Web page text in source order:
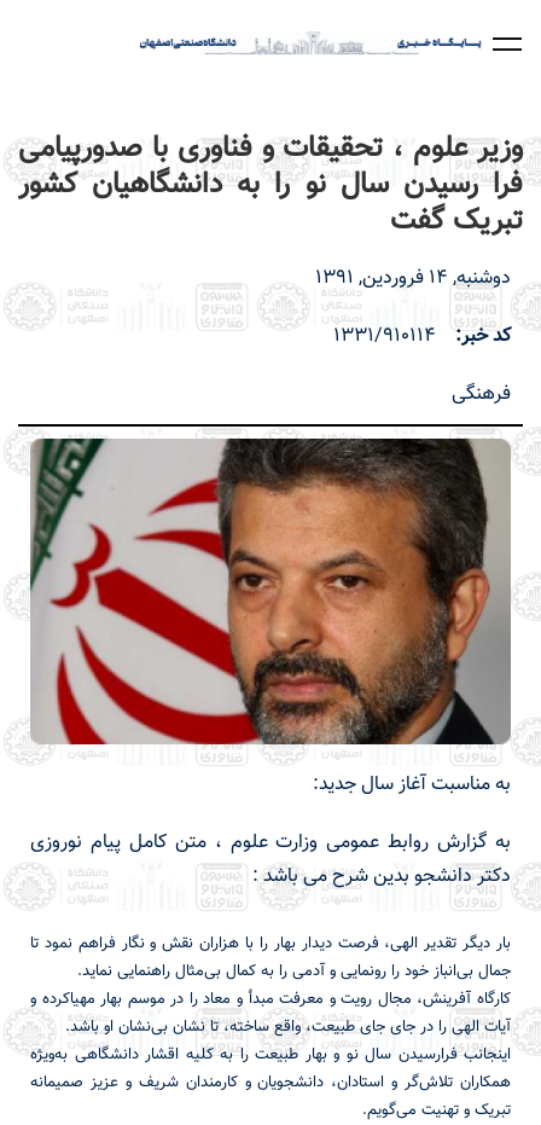
وزیر علوم ، تحقیقات و فناوری با صدورپیامی
فرا رسیدن سال نو را به دانشگاهیان کشور
تبریک گفت
دوشنبه, 14 فروردین, 1391
کد خبر
1331/910114
فرهنگی
به مناسبت آغاز سال جدید:
به گزارش روابط عمومی وزارت علوم ، متن کامل پیام نوروزی
دکتر دانشجو بدین شرح می باشد :
بار دیگر تقدیر الهی، فرصت دیدار بهار را با هزاران نقش و نگار فراهم نمود تا
جمال بی‌انباز خود را رونمایی و آدمی را به کمال بی‌مثال راهنمایی نماید.
کارگاه آفرینش، مجال رویت و معرفت مبدأ و معاد را در موسم بهار مهیاکرده و
آیات الهی را در جای جای طبیعت، واقع ساخته، تا نشان بی‌نشان او باشد.
اینجانب فرارسیدن سال نو و بهار طبیعت را به کلیه اقشار دانشگاهی به‌ویژه
همکاران تلاش‌گر و استادان، دانشجویان و كارمندان شريف و عزیز صمیمانه
تبریک و تهنیت می‌گویم.